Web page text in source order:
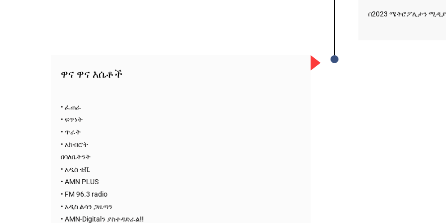
August 1, 2026
አዲስ ሚዲያ ኔትዎርክ በይዘት ስራዎቹ
AmnAdmin
በ2023 ሜትሮፖሊታን
ዋና ዋና እሴቶች
• ፈጠራ
• ፍጥነት
• ጥራት
• አክብሮት
በባለቤትንት
• አዲስ ቴቪ
• AMN PLUS
• FM 96.3 radio
• አዲስ ልሳን ጋዜጣን
• AMN-Digitalን ያስተዳድራል!!